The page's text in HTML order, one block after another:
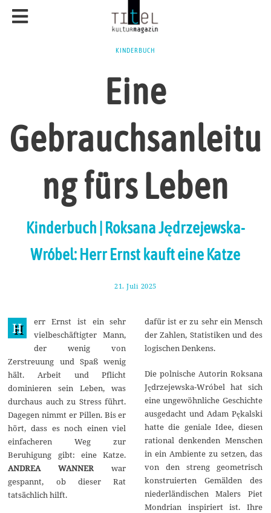
KINDERBUCH
Eine
Gebrauchsanleitu
ng fürs Leben
Kinderbuch | Roksana Jędrzejewska-
Wróbel: Herr Ernst kauft eine Katze
21. Juli 2025
g
u
s
t
2
5
H
err Ernst ist ein sehr
vielbeschäftigter Mann,
der wenig von
Zerstreuung und Spaß wenig
hält. Arbeit und Pflicht
dominieren sein Leben, was
durchaus auch zu Stress führt.
Dagegen nimmt er Pillen. Bis er
hört, dass es noch einen viel
einfacheren Weg zur
Beruhigung gibt: eine Katze.
ANDREA WANNERwar
gespannt, ob dieser Rat
tatsächlich hilft.
dafür ist er zu sehr ein Mensch
der Zahlen, Statistiken und des
logischen Denkens.
Die polnische Autorin Roksana
Jędrzejewska-Wróbel hat sich
eine ungewöhnliche Geschichte
ausgedacht und Adam Pękalski
hatte die geniale Idee, diesen
rational denkenden Menschen
in ein Ambiente zu setzen, das
von den streng geometrisch
konstruierten Gemälden des
niederländischen Malers Piet
Mondrian inspiriert ist. Ihre